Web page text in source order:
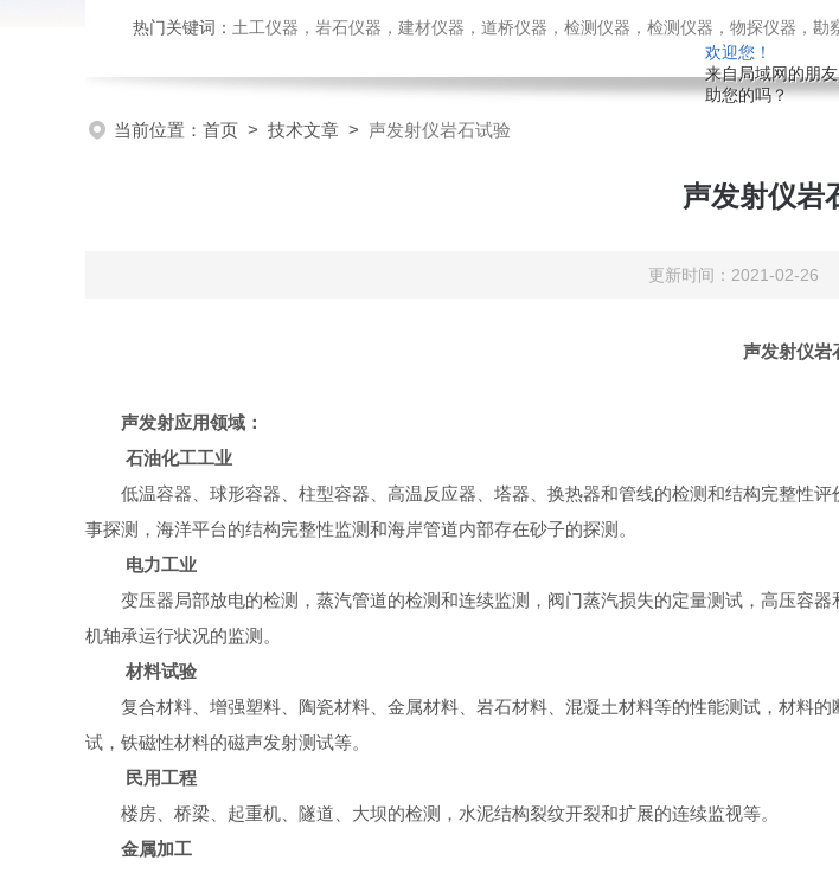
欢迎您！
来自局域网的朋
助您的吗？
热门关键词： 土工仪器，岩石仪器，建材仪器，道桥仪器，检测仪器，检测仪器，物探仪器，勘察仪器，试
当前位置： 首页 > 技术文章 > 声发射仪岩石试验
声发射仪岩
更新时间：2021-02-26
声发射仪岩
声发射应用领域 ：
石油化工工业
低温容器、球形容器、柱型容器、高温反应器、塔器、换热器和管线的检测和结构完整性
事探测，海洋平台的结构完整性监测和海岸管道内部存在砂子的探测。
电力工业
变压器局部放电的检测，蒸汽管道的检测和连续监测，阀门蒸汽损失的定量测试，高压容
机轴承运行状况的监测。
材料试验
复合材料、增强塑料、陶瓷材料、金属材料、岩石材料、混凝土材料等的性能测试，材料
试，铁磁性材料的磁声发射测试等。
民用工程
楼房、桥梁、起重机、隧道、大坝的检测，水泥结构裂纹开裂和扩展的连续监视等。
金属加工